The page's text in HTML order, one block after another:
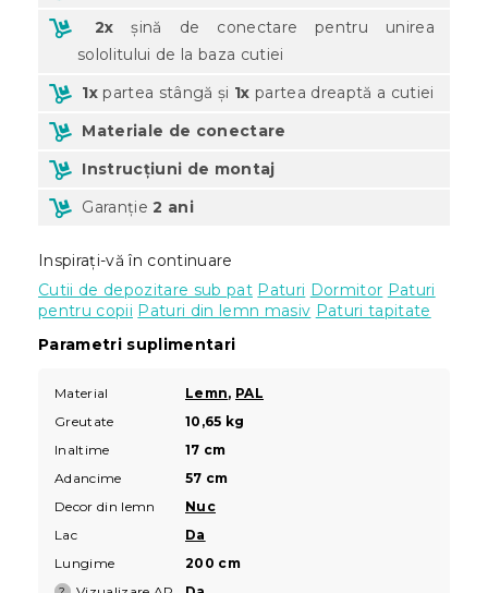
2x șină de conectare pentru unirea
sololitului de la baza cutiei
1x partea stângă și 1x partea dreaptă a cutiei
Materiale de conectare
Instrucțiuni de montaj
Garanție 2 ani
Inspirați-vă în continuare
Cutii de depozitare sub pat Paturi Dormitor Paturi
pentru copii Paturi din lemn masiv Paturi tapitate
Parametri suplimentari
Material Lemn, PAL
Greutate
10,65 kg
Inaltime
17 cm
Adancime
57 cm
Decor din lemn
Nuc
Lac
Da
Lungime
200 cm